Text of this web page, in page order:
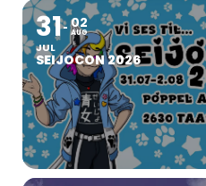
31
JUL
02
AUG
SEIJOCON 2026